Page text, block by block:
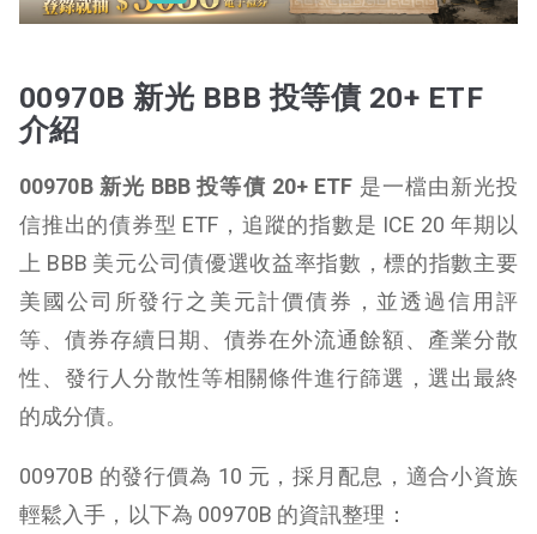
00970B 新光 BBB 投等債 20+ ETF
介紹
00970B 新光 BBB 投等債 20+ ETF 是一檔由新光投
信推出的債券型 ETF，追蹤的指數是 ICE 20 年期以
上 BBB 美元公司債優選收益率指數，標的指數主要
美國公司所發行之美元計價債券，並透過信用評
等、債券存續日期、債券在外流通餘額、產業分散
性、發行人分散性等相關條件進行篩選，選出最終
的成分債。
00970B 的發行價為 10 元，採月配息，適合小資族
輕鬆入手，以下為 00970B 的資訊整理：